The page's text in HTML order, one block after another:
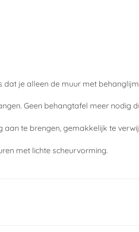
dat je alleen de muur met
Geen behangtafel meer nodig
aan te brengen, gemakkelijk te
met lichte scheurvorming.